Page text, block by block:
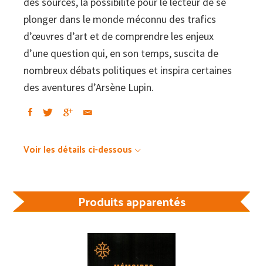
plonger dans le monde méconnu des trafics
d’œuvres d’art et de comprendre les enjeux
d’une question qui, en son temps, suscita de
nombreux débats politiques et inspira certaines
des aventures d’Arsène Lupin.
Voir les détails ci-dessous
Produits apparentés